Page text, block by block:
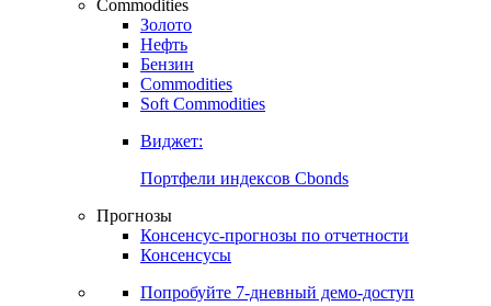
Виджет:
Карта процентных ставок
Commodities
Золото
Бензин
Soft Commodities
Виджет:
Портфели индексов Cbonds
Прогнозы